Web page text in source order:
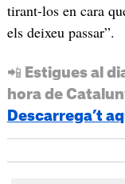
tirant-los en cara
els deixeu passar”.
📲 Estigues al
hora de
Descarrega’t